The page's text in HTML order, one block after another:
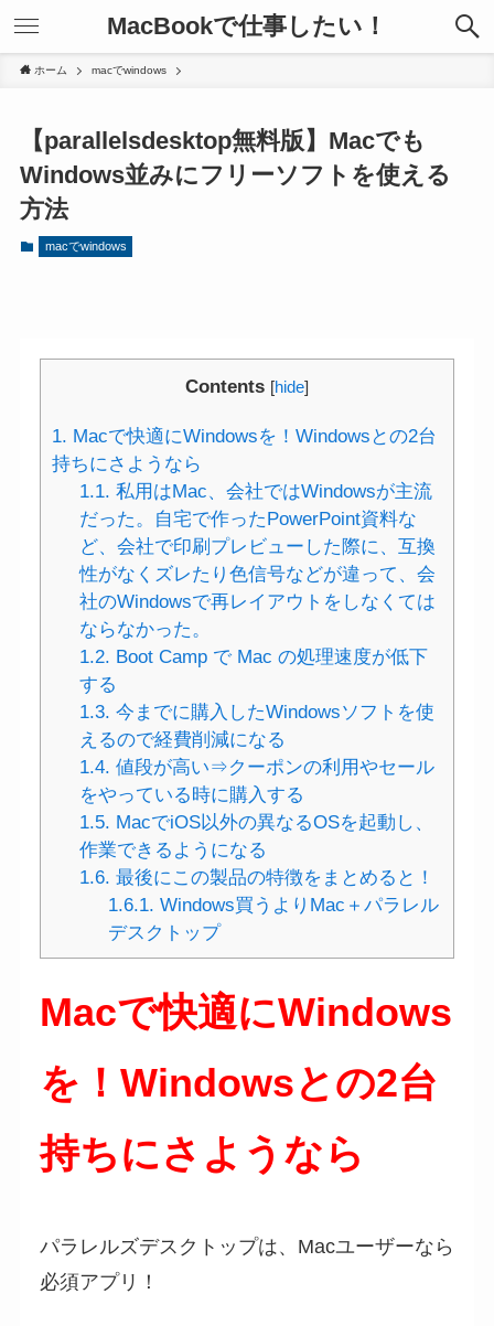
MacBookで仕事したい！
ホーム macでwindows
【parallelsdesktop無料版】Macでも
Windows並みにフリーソフトを使える
方法
macでwindows
Contents [hide]
1. Macで快適にWindowsを！Windowsとの2台
持ちにさようなら
1.1. 私用はMac、会社ではWindowsが主流
だった。自宅で作ったPowerPoint資料な
ど、会社で印刷プレビューした際に、互換
性がなくズレたり色信号などが違って、会
社のWindowsで再レイアウトをしなくては
ならなかった。
1.2. Boot Camp で Mac の処理速度が低下
する
1.3. 今までに購入したWindowsソフトを使
えるので経費削減になる
1.4. 値段が高い⇒クーポンの利用やセール
をやっている時に購入する
1.5. MacでiOS以外の異なるOSを起動し、
作業できるようになる
1.6. 最後にこの製品の特徴をまとめると！
1.6.1. Windows買うよりMac＋パラレル
デスクトップ
Macで快適にWindows
を！Windowsとの2台
持ちにさようなら
パラレルズデスクトップは、Macユーザーなら
必須アプリ！